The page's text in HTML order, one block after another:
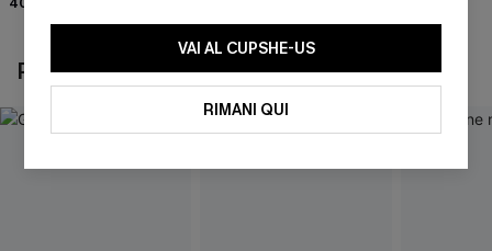
POTREBBE INTERESSARTI ANCHE
VAI AL CUPSHE-US
RIMANI QUI